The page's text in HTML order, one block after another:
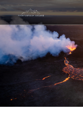
Skip
to
main
content